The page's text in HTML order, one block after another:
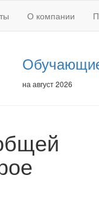
О компании
на август 2026